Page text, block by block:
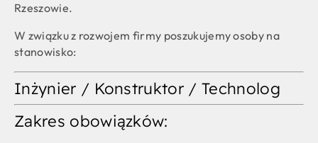
Rzeszowie.
W związku z rozwojem firmy poszukujemy osoby na
stanowisko:
Inżynier / Konstruktor / Technolog
Zakres obowiązków: